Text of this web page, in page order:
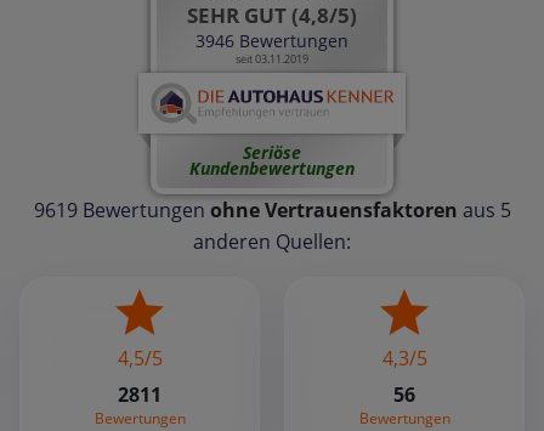
SEHR GUT (4,8/5)
3946 Bewertungen
seit 03.11.2019
Seriöse
Kundenbewertungen
9619 Bewertungen ohne Vertrauensfaktoren aus 5
anderen Quellen:
4,5/5
2811
Bewertungen
4,3/5
56
Bewertungen